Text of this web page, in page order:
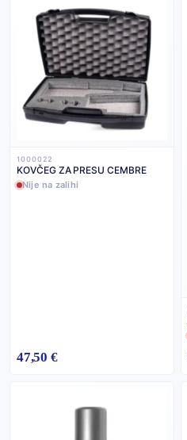
1000022
KOVČEG ZA PRESU CEMBRE
Nije na zalihi
47,50 €